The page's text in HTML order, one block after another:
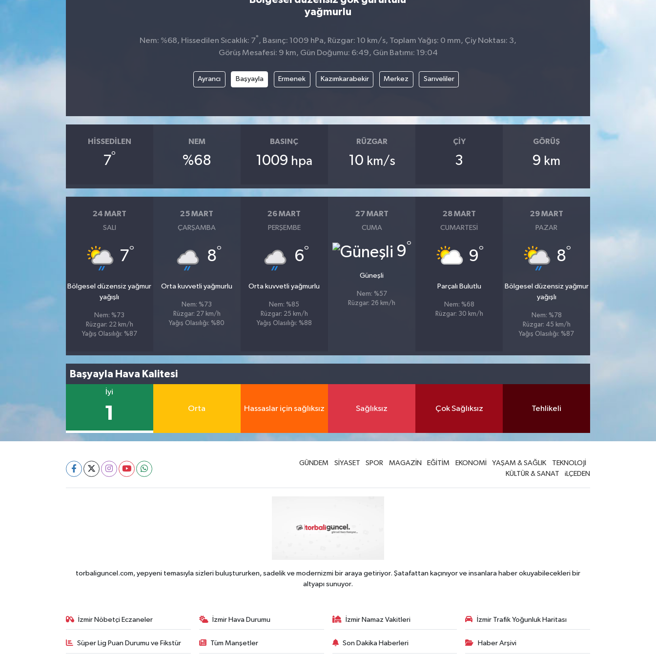
yağmurlu
Nem: %68, Hissedilen Sıcaklık: 7° , Basınç: 1009 hPa, Rüzgar: 10 km/s, Toplam Yağış: 0 mm, Çiy Noktası: 3,
Görüş Mesafesi: 9 km, Gün Doğumu: 6:49, Gün Batımı: 19:04
Ayrancı Başyayla Ermenek Kazımkarabekir Merkez Sarıveliler
HISSEDILEN
7°
NEM
%68
BASINÇ
1009 hpa
RÜZGAR
10 km/s
ÇIY
3
GÖRÜŞ
9 km
24 MART
SALI
7°
Bölgesel düzensiz yağmur
yağışlı
Nem: %73
Rüzgar: 22 km/h
Yağış Olasılığı: %87
25 MART
ÇARŞAMBA
8°
Orta kuvvetli yağmurlu
Nem: %73
Rüzgar: 27 km/h
Yağış Olasılığı: %80
26 MART
PERŞEMBE
6°
Orta kuvvetli yağmurlu
Nem: %85
Rüzgar: 25 km/h
Yağış Olasılığı: %88
27 MART
CUMA
9°
Güneşli
Nem: %57
Rüzgar: 26 km/h
28 MART
CUMARTESI
9°
Parçalı Bulutlu
Nem: %68
Rüzgar: 30 km/h
29 MART
PAZAR
8°
Bölgesel düzensiz yağmur
yağışlı
Nem: %78
Rüzgar: 45 km/h
Yağış Olasılığı: %87
Başyayla Hava Kalitesi
İyi
1 Orta Hassaslar için sağlıksız Sağlıksız Çok Sağlıksız Tehlikeli
GÜNDEM SİYASET SPOR MAGAZİN EĞİTİM EKONOMİ YAŞAM & SAĞLIK
TEKNOLOJİ
KÜLTÜR & SANAT
iLÇEDEN
torbaliguncel.com, yepyeni temasıyla sizleri buluştururken, sadelik ve modernizmi bir araya getiriyor. Şatafattan kaçınıyor ve insanlara haber okuyabilecekleri bir
altyapı sunuyor.
İzmir Nöbetçi Eczaneler İzmir Hava Durumu İzmir Namaz Vakitleri İzmir Trafik Yoğunluk Haritası
Süper Lig Puan Durumu ve Fikstür Tüm Manşetler Son Dakika Haberleri Haber Arşivi